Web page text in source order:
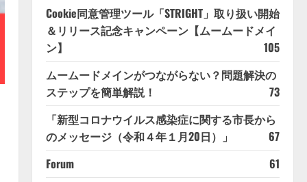
Cookie同意管理ツール「STRIGHT」取り扱い開始
＆リリース記念キャンペーン【ムームードメイ
ン】
105
ムームードメインがつながらない？問題解決の
ステップを簡単解説！
73
「新型コロナウイルス感染症に関する市長から
のメッセージ（令和４年１月20日）」
67
Forum
61